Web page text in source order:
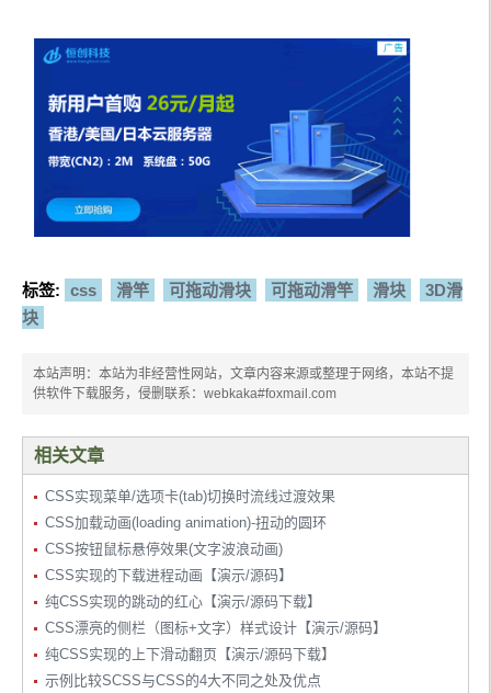
标签: css 滑竿 可拖动滑块 可拖动滑竿 滑块
3D滑
块
本站声明：本站为非经营性网站，文章内容来源或整理于网络，本站不提
供软件下载服务，侵删联系：webkaka#foxmail.com
相关文章
CSS实现菜单/选项卡(tab)切换时流线过渡效果
CSS加载动画(loading animation)-扭动的圆环
CSS按钮鼠标悬停效果(文字波浪动画)
CSS实现的下载进程动画【演示/源码】
纯CSS实现的跳动的红心【演示/源码下载】
CSS漂亮的侧栏（图标+文字）样式设计【演示/源码】
纯CSS实现的上下滑动翻页【演示/源码下载】
示例比较SCSS与CSS的4大不同之处及优点